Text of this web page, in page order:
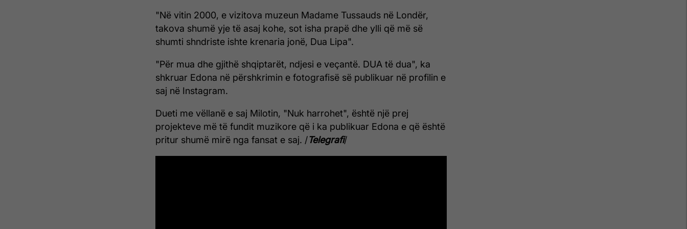
"Në vitin 2000, e vizitova muzeun Madame Tussauds në Londër,
takova shumë yje të asaj kohe, sot isha prapë dhe ylli që më së
shumti shndriste ishte krenaria jonë, Dua Lipa".
"Për mua dhe gjithë shqiptarët, ndjesi e veçantë. DUA të dua", ka
shkruar Edona në përshkrimin e fotografisë së publikuar në profilin e
saj në Instagram.
Dueti me vëllanë e saj Milotin, "Nuk harrohet", është një prej
projekteve më të fundit muzikore që i ka publikuar Edona e që është
pritur shumë mirë nga fansat e saj. /Telegrafi/